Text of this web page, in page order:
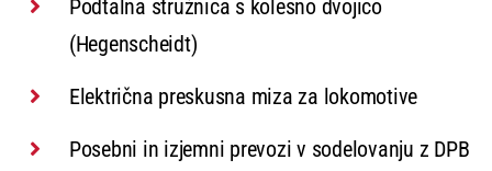
Podtalna stružnica s kolesno dvojico
(Hegenscheidt)
Električna preskusna miza za lokomotive
Posebni in izjemni prevozi v sodelovanju z DPB